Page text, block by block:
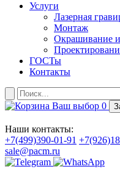
Услуги
Лазерная
Монтаж
Окрашивание и
ГОСТы
Контакты
Ваш выбор 0
Наши контакты:
+7(499)390-01-91
sale@pacm.ru